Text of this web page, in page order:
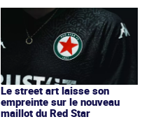
Le street art laisse son
empreinte sur le nouveau
maillot du Red Star